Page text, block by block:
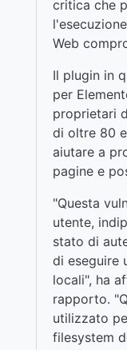
critica che
Web
Il plugin in
per
proprietari
di oltre 80
aiutare a
pagine e
"Questa
utente,
stato di
di eseguire
locali", ha
rapporto.
utilizzato
filesystem